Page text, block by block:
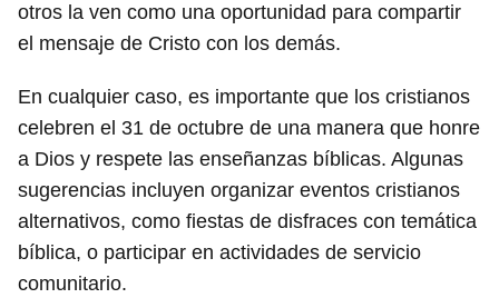
otros la ven como una oportunidad para compartir
el mensaje de Cristo con los demás.
En cualquier caso, es importante que los cristianos
celebren el 31 de octubre de una manera que honre
a Dios y respete las enseñanzas bíblicas. Algunas
sugerencias incluyen organizar eventos cristianos
alternativos, como fiestas de disfraces con temática
bíblica, o participar en actividades de servicio
comunitario.